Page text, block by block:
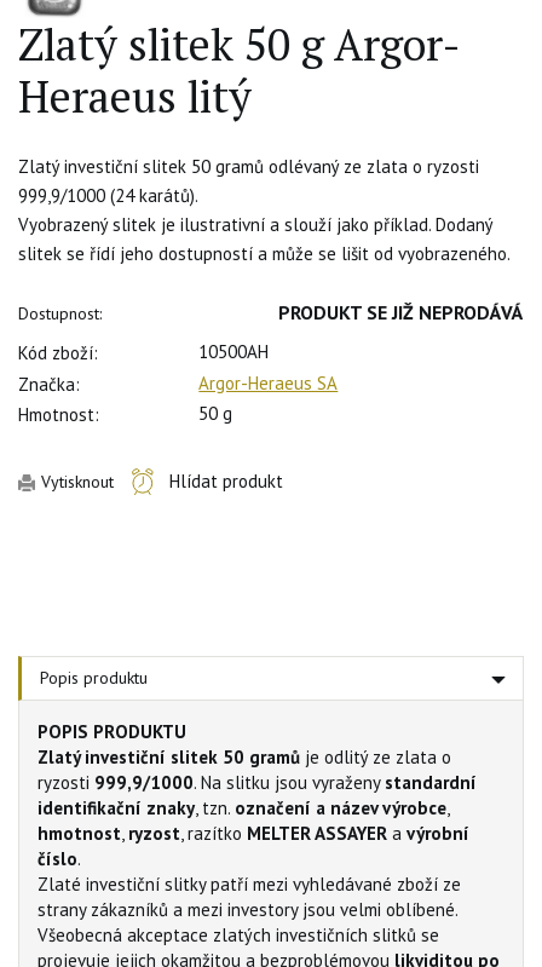
Zlatý slitek 50 g Argor-
Heraeus litý
Zlatý investiční slitek 50 gramů odlévaný ze zlata o ryzosti
999,9/1000 (24 karátů).
Vyobrazený slitek je ilustrativní a slouží jako příklad. Dodaný
slitek se řídí jeho dostupností a může se lišit od vyobrazeného.
Dostupnost: PRODUKT SE JIŽ NEPRODÁVÁ
Kód zboží:
10500AH
Značka:
Argor-Heraeus SA
Hmotnost:
50 g
Vytisknout Hlídat produkt
Popis produktu
POPIS PRODUKTU
Zlatý investiční slitek 50 gramů je odlitý ze zlata o
ryzosti 999,9/1000. Na slitku jsou vyraženy standardní
identifikační znaky, tzn. označení a název výrobce
hmotnost ryzost , razítko MELTER ASSAYER a výrobní
číslo.
Zlaté investiční slitky patří mezi vyhledávané zboží ze
strany zákazníků a mezi investory jsou velmi oblíbené.
Všeobecná akceptace zlatých investičních slitků se
projevuje jejich okamžitou a bezproblémovou likviditou po